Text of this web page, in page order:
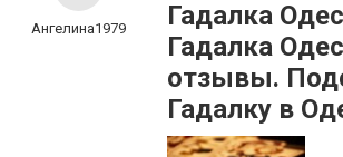
Ангелина1979
Гадалка
Гадалка
отзывы.
Гадалку в